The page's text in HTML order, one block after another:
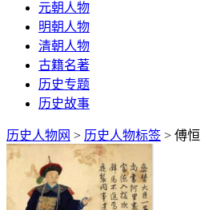
元朝人物
明朝人物
清朝人物
古籍名著
历史专题
历史故事
历史人物网 > 历史人物标签 > 傅恒